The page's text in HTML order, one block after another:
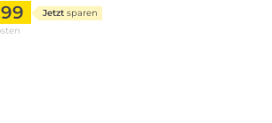
Jetzt sparen